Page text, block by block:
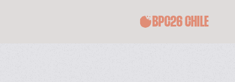
BPC26 CHILE